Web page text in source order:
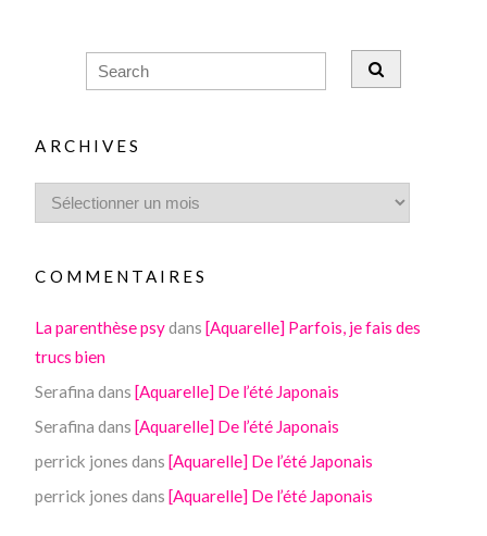
ARCHIVES
COMMENTAIRES
La parenthèse psydans[Aquarelle] Parfois, je fais des
trucs bien
Serafina dans[Aquarelle] De l’été Japonais
Serafina dans[Aquarelle] De l’été Japonais
perrick jones dans[Aquarelle] De l’été Japonais
perrick jones dans[Aquarelle] De l’été Japonais